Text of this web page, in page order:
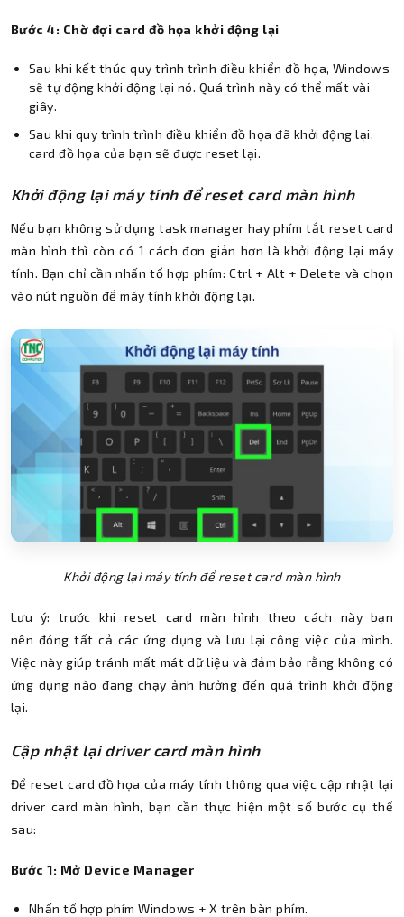
Bước 4: Chờ đợi card đồ họa khởi động lại
Sau khi kết thúc quy trình trình điều khiển đồ họa, Windows
sẽ tự động khởi động lại nó. Quá trình này có thể mất vài
giây.
Sau khi quy trình trình điều khiển đồ họa đã khởi động lại,
card đồ họa của bạn sẽ được reset lại.
Khởi động lại máy tính để reset card màn hình
Nếu bạn không sử dụng task manager hay phím tắt reset card
màn hình thì còn có 1 cách đơn giản hơn là khởi động lại máy
tính. Bạn chỉ cần nhấn tổ hợp phím: Ctrl + Alt + Delete và chọn
vào nút nguồn để máy tính khởi động lại.
Khởi động lại máy tính để reset card màn hình
Lưu ý: trước khi reset card màn hình theo cách này bạn
nên đóng tất cả các ứng dụng và lưu lại công việc của mình.
Việc này giúp tránh mất mát dữ liệu và đảm bảo rằng không có
ứng dụng nào đang chạy ảnh hưởng đến quá trình khởi động
lại.
Cập nhật lại driver card màn hình
Để reset card đồ họa của máy tính thông qua việc cập nhật lại
driver card màn hình, bạn cần thực hiện một số bước cụ thể
sau:
Bước 1: Mở Device Manager
Nhấn tổ hợp phím Windows + X trên bàn phím.